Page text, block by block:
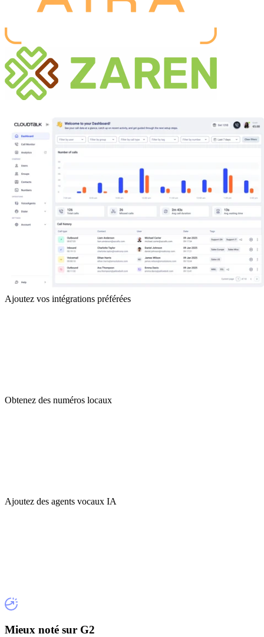
Ajoutez vos intégrations préférées
Obtenez des numéros locaux
Ajoutez des agents vocaux IA
Mieux noté sur G2